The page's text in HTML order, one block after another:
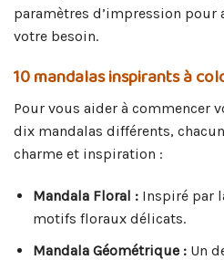
paramètres d’impression pour
votre besoin.
10 mandalas inspirants à
Pour vous aider à commencer
dix mandalas différents,
charme et inspiration :
Mandala Floral :Inspiré par
motifs floraux délicats.
Mandala Géométrique :Un